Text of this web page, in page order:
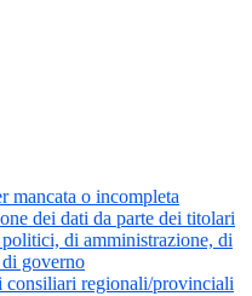
mancata o incompleta
dei dati da parte dei titolari
di amministrazione, di
governo
consiliari regionali/provinciali